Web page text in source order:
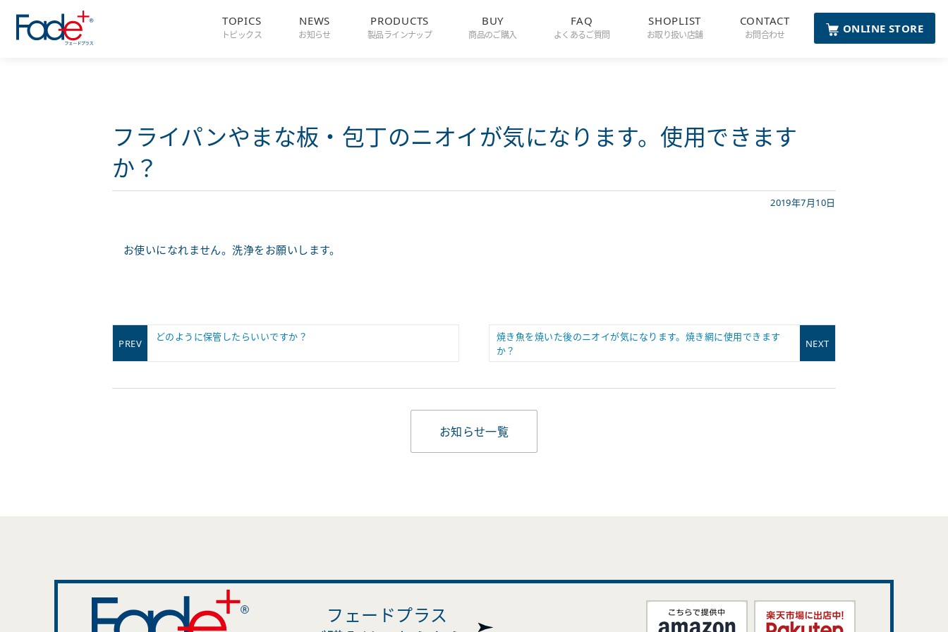
トピックス
TOPICS
お知らせ
NEWS
製品ラインナップ
PRODUCTS
商品のご購入
BUY
よくあるご質問
FAQ
お取り扱い店舗
SHOPLIST
お問合わせ
CONTACT
ONLINE STORE
フライパンやまな板・包丁のニオイが気になります。使用できます
か？
2019年7月10日
お使いになれません。洗浄をお願いします。
PREV
どのように保管したらいいですか？
NEXT
焼き魚を焼いた後のニオイが気になります。焼き網に使用できます
か？
お知らせ一覧
フェードプラス